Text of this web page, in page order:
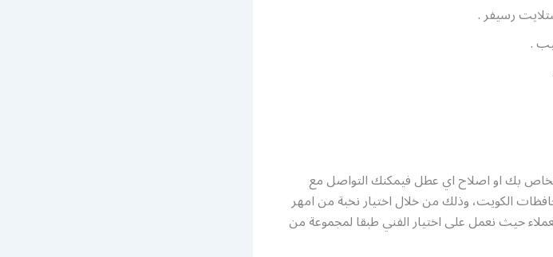
رسيفر .
.
بك او اصلاح اي عطل فيمكنك التواصل مع
24 ساعة في كافة محافظات الكويت، وذلك من خلال اختيار نخبة من امهر
حيث نعمل على اختيار الفني طبقا لمجموعة من